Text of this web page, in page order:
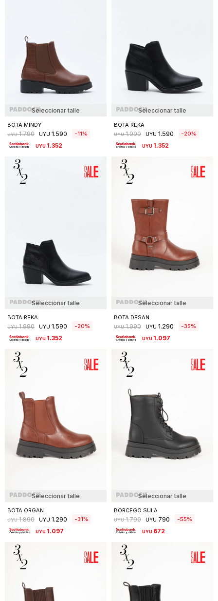
Seleccionar talle
BOTA MINDY
UYU 1.790 UYU 1.590 11
UYU 1.352
Seleccionar talle
BOTA REKA
UYU 1.990 UYU 1.590 20
UYU 1.352
Seleccionar talle
BOTA REKA
UYU 1.990 UYU 1.590 20
UYU 1.352
Seleccionar talle
BOTA DESAN
UYU 1.990 UYU 1.290 35
UYU 1.097
Seleccionar talle
BOTA ORGAN
UYU 1.890 UYU 1.290 31
UYU 1.097
Seleccionar talle
BORCEGO SULA
UYU 1.790 UYU 790 55
UYU 672